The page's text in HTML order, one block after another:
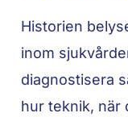
Historien
inom
diagnostisera
hur teknik, när